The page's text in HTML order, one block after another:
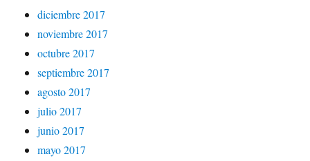
diciembre 2017
noviembre 2017
octubre 2017
septiembre 2017
agosto 2017
julio 2017
junio 2017
mayo 2017